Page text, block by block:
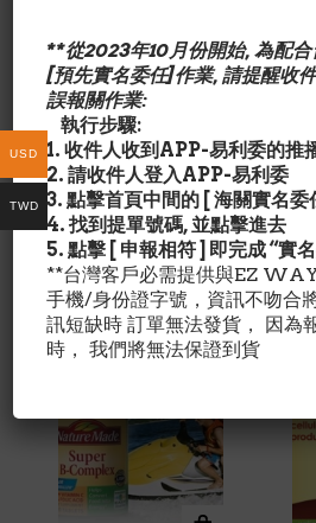
NATURE MADE
Nature Made 天然維
他命D3 1000 IU 650
膠囊
$29.99Original
price
was:
$29.99.
$ 21.99Current
price
is:
$21.99.
$
特價!
**從2023年10月份開始, 為配
[預先實名委任]作業, 請提醒收
誤報關作業:
執行步驟:
1. 收件人收到APP-易利委的推
2. 請收件人登入APP-易利委
3. 點擊首頁中間的 [ 海關實名委
4. 找到提單號碼, 並點擊進去
5. 點擊 [ 申報相符 ] 即完成 “實
**台灣客戶必需提供與EZ
手機/身份證字號，資訊不吻合
訊短缺時 訂單無法發貨， 因為
時， 我們將無法保證到貨
USD
TWD